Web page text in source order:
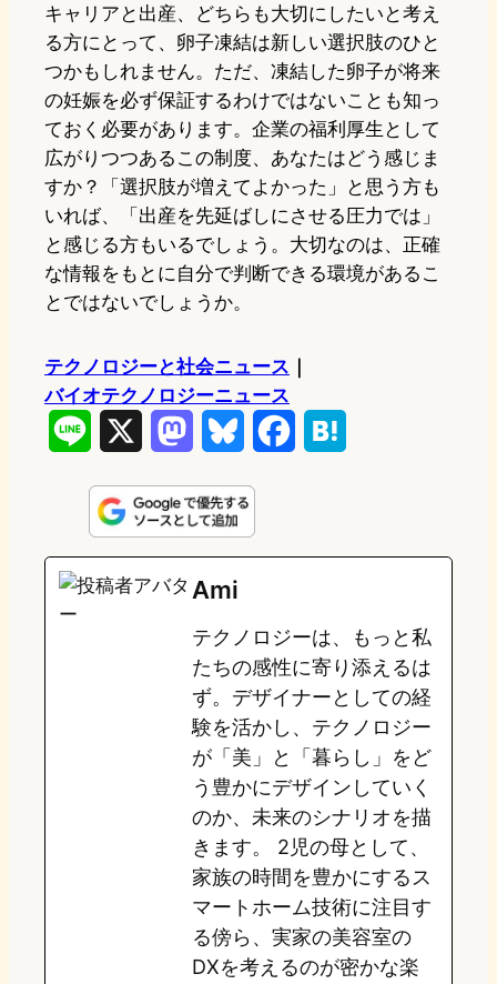
キャリアと出産、どちらも大切にしたいと考え
る方にとって、卵子凍結は新しい選択肢のひと
つかもしれません。ただ、凍結した卵子が将来
の妊娠を必ず保証するわけではないことも知っ
ておく必要があります。企業の福利厚生として
広がりつつあるこの制度、あなたはどう感じま
すか？「選択肢が増えてよかった」と思う方も
いれば、「出産を先延ばしにさせる圧力では」
と感じる方もいるでしょう。大切なのは、正確
な情報をもとに自分で判断できる環境があるこ
とではないでしょうか。
テクノロジーと社会ニュース
バイオテクノロジーニュース
n
e
s
t
o
d
o
n
u
e
k
y
e
o
o
e
a
Ami
テクノロジーは、もっと私
たちの感性に寄り添えるは
ず。デザイナーとしての経
験を活かし、テクノロジー
が「美」と「暮らし」をど
う豊かにデザインしていく
のか、未来のシナリオを描
きます。 2児の母として、
家族の時間を豊かにするス
マートホーム技術に注目す
る傍ら、実家の美容室の
DXを考えるのが密かな楽